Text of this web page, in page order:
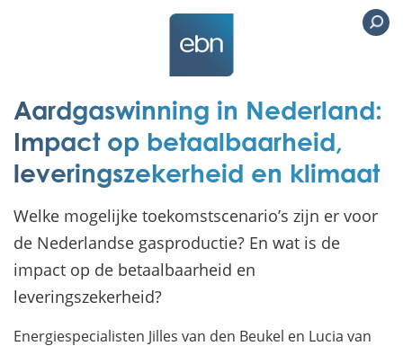
Aardgaswinning in Nederland:
Impact op betaalbaarheid,
leveringszekerheid en klimaat
Welke mogelijke toekomstscenario’s zijn er voor
de Nederlandse gasproductie? En wat is de
impact op de betaalbaarheid en
leveringszekerheid?
Energiespecialisten Jilles van den Beukel en Lucia van